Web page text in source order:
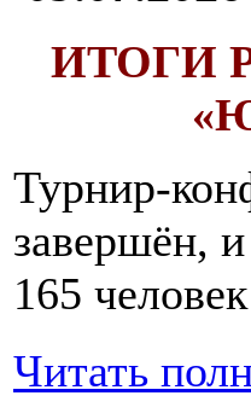
ИТОГИ
Турнир-
завершён,
165
Читать